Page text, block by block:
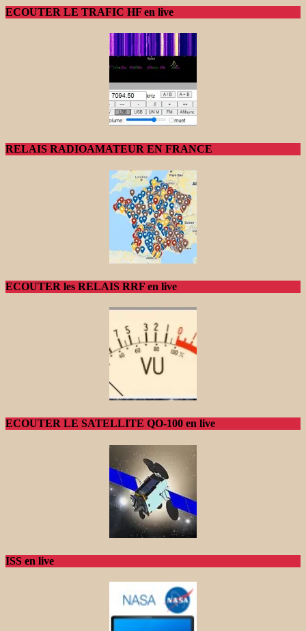
ECOUTER LE TRAFIC HF en live
RELAIS RADIOAMATEUR EN FRANCE
ECOUTER les RELAIS RRF en live
ECOUTER LE SATELLITE QO-100 en live
ISS en live